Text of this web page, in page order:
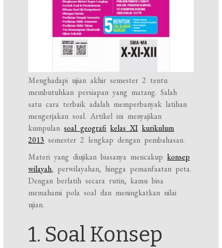
Menghadapi ujian akhir semester 2 tentu
membutuhkan persiapan yang matang. Salah
satu cara terbaik adalah memperbanyak latihan
mengerjakan soal. Artikel ini menyajikan
kumpulansoal geografi kelas XI kurikulum
2013 semester 2 lengkap dengan pembahasan.
Materi yang diujikan biasanya mencakup konsep
wilayah, perwilayahan, hingga pemanfaatan peta.
Dengan berlatih secara rutin, kamu bisa
memahami pola soal dan meningkatkan nilai
ujian.
1. Soal Konsep